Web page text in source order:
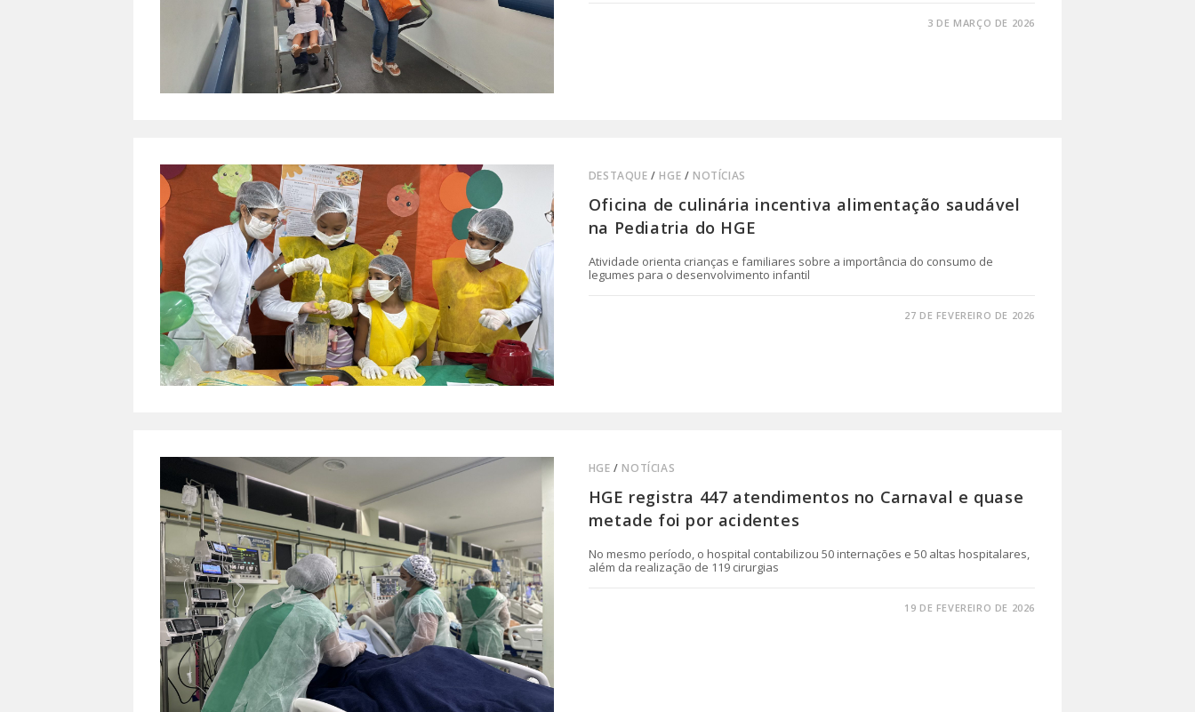
3 DE MARÇO DE 2026
DESTAQUE /HGE /NOTÍCIAS
Oficina de culinária incentiva alimentação saudável
na Pediatria do HGE
Atividade orienta crianças e familiares sobre a importância do consumo de
legumes para o desenvolvimento infantil
27 DE FEVEREIRO DE 2026
HGE /NOTÍCIAS
HGE registra 447 atendimentos no Carnaval e quase
metade foi por acidentes
No mesmo período, o hospital contabilizou 50 internações e 50 altas hospitalares,
além da realização de 119 cirurgias
19 DE FEVEREIRO DE 2026